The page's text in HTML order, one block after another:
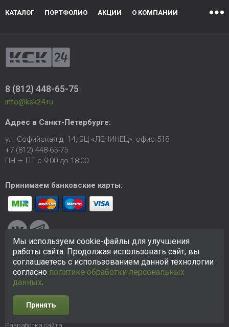
КАТАЛОГ ПОРТФОЛИО АКЦИИ О КОМПАНИИ
8 (812) 448-65-75
info@ksk24.ru
Адрес в Санкт-Петербурге:
ул. Софийская д. 14, БЦ «ЛЕНИНЕЦ», офис 518
+7 (812) 448-65-75
ПН — ПТ с 9:00 до 18:00
Принимаем банковские карты:
© 2005-2026 ООО «КСК». Сайтhttps://ksk24.ruсоздан
исключительно в информационных целях и любая информация
на сайте не является публичной офертой.
отношении персональных данных
Разработка сайта
Мы используем cookie-файлы для улучшения
работы сайта. Продолжая использовать сайт, вы
соглашаетесь с использованием данной технологии
согласно политике обработки персональных
данных.
Принять